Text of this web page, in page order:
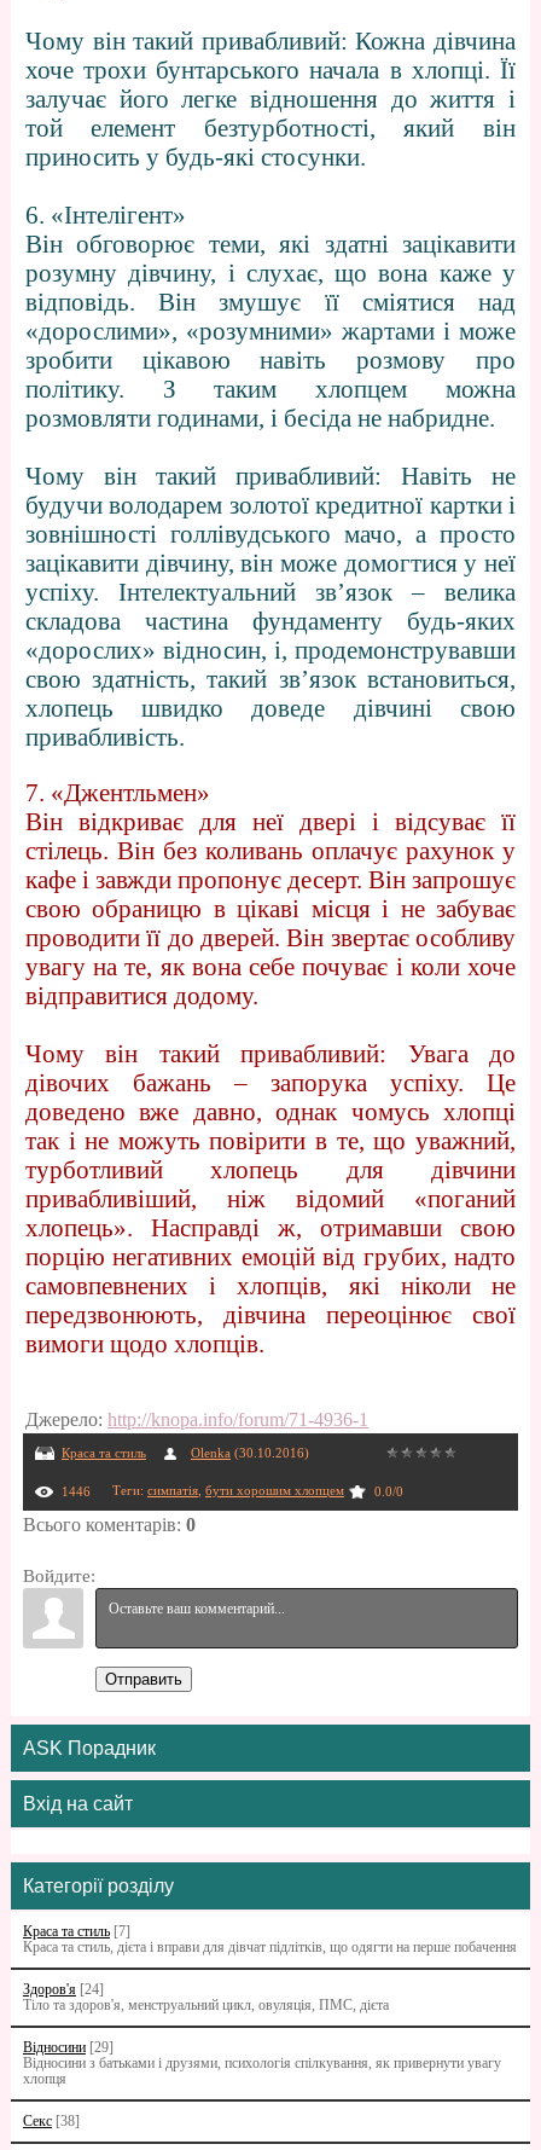
Чому він такий привабливий: Кожна дівчина
хоче трохи бунтарського начала в хлопці. Її
залучає його легке відношення до життя і
той елемент безтурботності, який він
приносить у будь-які стосунки.
6. «Інтелігент»
Він обговорює теми, які здатні зацікавити
розумну дівчину, і слухає, що вона каже у
відповідь. Він змушує її сміятися над
«дорослими», «розумними» жартами і може
зробити цікавою навіть розмову про
політику. З таким хлопцем можна
розмовляти годинами, і бесіда не набридне.
Чому він такий привабливий: Навіть не
будучи володарем золотої кредитної картки і
зовнішності голлівудського мачо, а просто
зацікавити дівчину, він може домогтися у неї
успіху. Інтелектуальний зв’язок – велика
складова частина фундаменту будь-яких
«дорослих» відносин, і, продемонструвавши
свою здатність, такий зв’язок встановиться,
хлопець швидко доведе дівчині свою
привабливість.
7. «Джентльмен»
Він відкриває для неї двері і відсуває її
стілець. Він без коливань оплачує рахунок у
кафе і завжди пропонує десерт. Він запрошує
свою обраницю в цікаві місця і не забуває
проводити її до дверей. Він звертає особливу
увагу на те, як вона себе почуває і коли хоче
відправитися додому.
Чому він такий привабливий: Увага до
дівочих бажань – запорука успіху. Це
доведено вже давно, однак чомусь хлопці
так і не можуть повірити в те, що уважний,
турботливий хлопець для дівчини
привабливіший, ніж відомий «поганий
хлопець». Насправді ж, отримавши свою
порцію негативних емоцій від грубих, надто
самовпевнених і хлопців, які ніколи не
передзвонюють, дівчина переоцінює свої
вимоги щодо хлопців.
Джерело: http://knopa.info/forum/71-4936-1
Краса та стиль Olenka (30.10.2016)
1446 Теги: симпатія, бути хорошим хлопцем 0.0/0
Всього коментарів: 0
Войдите:
Отправить
ASK Порадник
Вхід на сайт
Категорії розділу
Краса та стиль [7]
Краса та стиль, дієта і вправи для дівчат підлітків, що одягти на перше побачення
Здоров'я [24]
Тіло та здоров'я, менструальний цикл, овуляція, ПМС, дієта
Відносини [29]
Відносини з батьками i друзями, психологія спілкування, як привернути увагу
хлопця
Секс [38]